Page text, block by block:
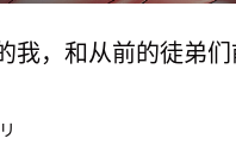
我，和从前的徒弟